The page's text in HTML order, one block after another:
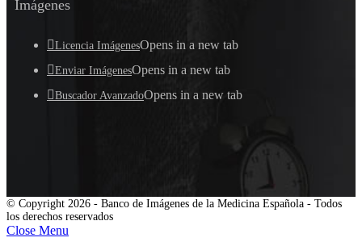
Imágenes
Licencia ImágenesOpens in a new tab
Enviar ImágenesOpens in a new tab
Buscador AvanzadoOpens in a new tab
© Copyright 2026 - Banco de Imágenes de la Medicina Española - Todos
los derechos reservados
Close Menu